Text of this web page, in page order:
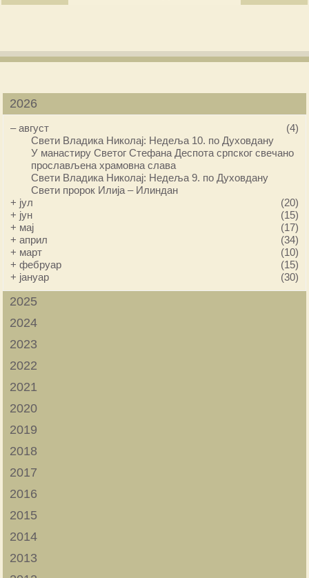
2026
–август
(4)
Свети Владика Николај: Недеља 10. по Духовдану
У манастиру Светог Стефана Деспота српског свечано
прослављена храмовна слава
Свети Владика Николај: Недеља 9. по Духовдану
Свети пророк Илија – Илиндан
+ јул
(20)
+ јун
(15)
+ мај
(17)
+април
(34)
+ март
(10)
+фебруар
(15)
+ јануар (30)
2025
2024
2023
2022
2021
2020
2019
2018
2017
2016
2015
2014
2013